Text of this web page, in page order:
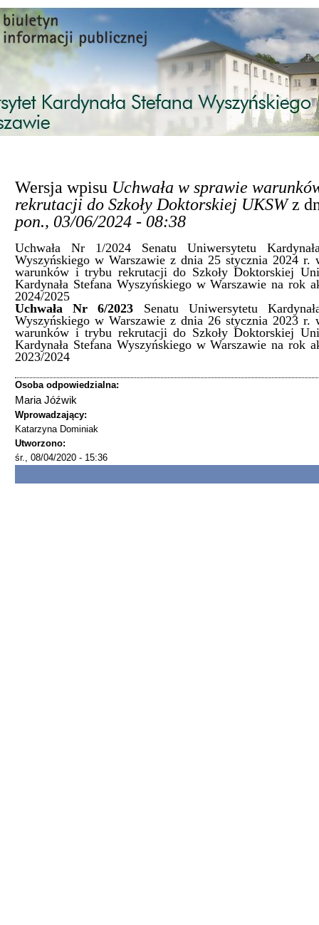
Przejdź do treści
Wersja wpisu Uchwała w sprawie
rekrutacji do Szkoły Doktorskiej UKSWz
pon., 03/06/2024 - 08:38
Uchwała Nr 1/2024 Senatu Uniwersytetu
Wyszyńskiego w Warszawie z dnia 25 stycznia 2024 r.
warunków i trybu rekrutacji do Szkoły Doktorskiej
Kardynała Stefana Wyszyńskiego w Warszawie na rok
2024/2025
Uchwała Nr 6/2023 Senatu Uniwersytetu
Wyszyńskiego w Warszawie z dnia 26 stycznia 2023 r.
warunków i trybu rekrutacji do Szkoły Doktorskiej
Kardynała Stefana Wyszyńskiego w Warszawie na rok
2023/2024
Osoba odpowiedzialna:
Maria Jóźwik
Wprowadzający:
Katarzyna Dominiak
Utworzono:
śr., 08/04/2020 - 15:36